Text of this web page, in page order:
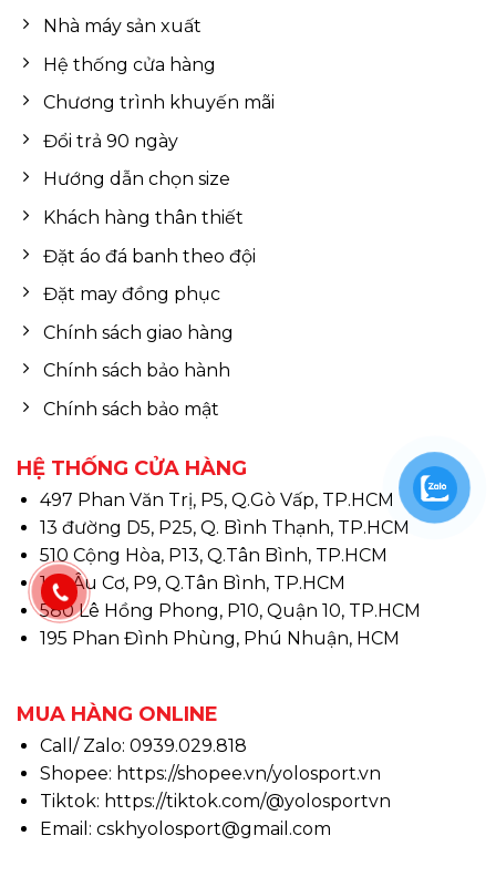
Nhà máy sản xuất
Hệ thống cửa hàng
Chương trình khuyến mãi
Đổi trả 90 ngày
Hướng dẫn chọn size
Khách hàng thân thiết
Đặt áo đá banh theo đội
Đặt may đồng phục
Chính sách giao hàng
Chính sách bảo hành
Chính sách bảo mật
HỆ THỐNG CỬA HÀNG
497 Phan Văn Trị, P5, Q.Gò Vấp, TP.HCM
13 đường D5, P25, Q. Bình Thạnh, TP.HCM
510 Cộng Hòa, P13, Q.Tân Bình, TP.HCM
146 Âu Cơ, P9, Q.Tân Bình, TP.HCM
580 Lê Hồng Phong, P10, Quận 10, TP.HCM
195 Phan Đình Phùng, Phú Nhuận, HCM
MUA HÀNG ONLINE
Call/ Zalo: 0939.029.818
Shopee: https://shopee.vn/yolosport.vn
Tiktok: https://tiktok.com/@yolosportvn
Email: cskhyolosport@gmail.com